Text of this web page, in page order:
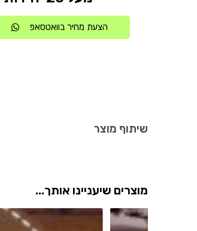
הצעת מחיר בוואטסאפ
שיתוף מוצר
מוצרים שיעניינו אותך...